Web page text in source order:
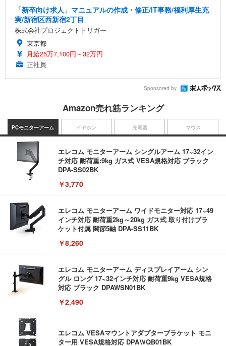
「新卒向け求人」マニュアルの作成・修正/IT事務/福利厚生充
実/新宿区西新宿2丁目
株式会社プロジェクトトリガー
東京都
月給25万7,100円～32万円
正社員
Sponsored by
Amazon売れ筋ランキング
PCモニターアーム
エレコム モニターアーム シングルアーム 17~32イン
チ対応 耐荷重:9kg ガス式 VESA規格対応 ブラック
DPA-SS02BK
￥3,770
エレコム モニターアーム ワイドモニター対応 17~49
インチ対応 耐荷重2kg～20kg ガス式 取り付けブラ
ケット付属 関節5軸 DPA-SS11BK
￥8,260
エレコム モニターアーム ディスプレイアーム シン
グル ロング 17~32インチ対応 耐荷重9kg VESA規格
対応 ブラック DPAWSN01BK
￥2,490
エレコム VESAマウントアダプターブラケット モニ
ター用 VESA規格対応 DPAＷQB01BK
イヤホン 充電器 マウス